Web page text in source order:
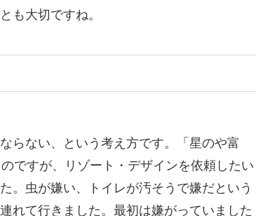
も大切ですね。
らない、という考え方です。「星のや富
ですが、リゾート・デザインを依頼したい
。虫が嫌い、トイレが汚そうで嫌だという
れて行きました。最初は嫌がっていました